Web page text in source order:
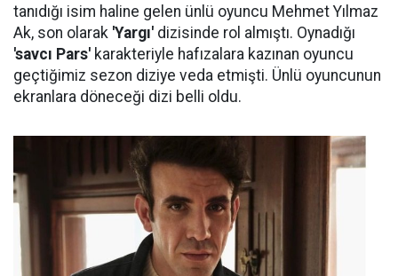
tanıdığı isim haline gelen ünlü oyuncu Mehmet Yılmaz
Ak, son olarak 'Yargı' dizisinde rol almıştı. Oynadığı
'savcı Pars' karakteriyle hafızalara kazınan oyuncu
geçtiğimiz sezon diziye veda etmişti. Ünlü oyuncunun
ekranlara döneceği dizi belli oldu.